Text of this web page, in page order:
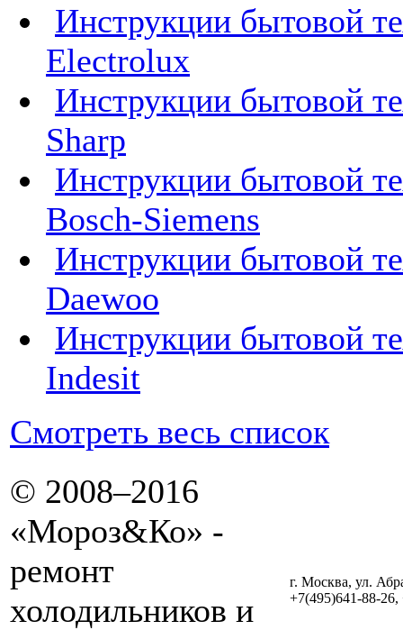
Инструкции бытовой
Electrolux
Инструкции бытовой
Sharp
Инструкции бытовой
Bosch-Siemens
Инструкции бытовой
Daewoo
Инструкции бытовой
Indesit
Смотреть весь список
© 2008–2016
«Мороз&Ко» -
ремонт
холодильников и
г. Москва, ул.
+7(495)641-88-26,